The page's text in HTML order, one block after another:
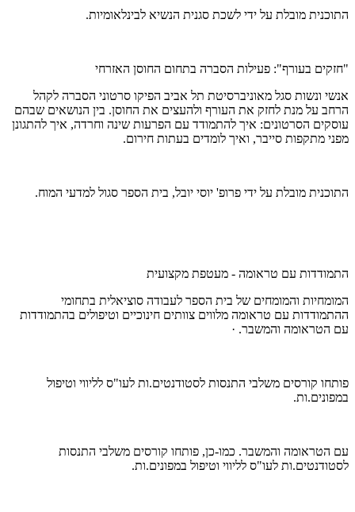
התוכנית מובלת על ידי לשכת סגנית הנשיא לבינלאומיות.
"חזקים בעורף": פעילות הסברה בתחום החוסן האזרחי
אנשי ונשות סגל מאוניברסיטת תל אביב הפיקו סרטוני הסברה לקהל
הרחב על מנת לחזק את העורף ולהעצים את החוסן. בין הנושאים שבהם
עוסקים הסרטונים: איך להתמודד עם הפרעות שינה וחרדה, איך להתגונן
מפני מתקפות סייבר, ואיך לומדים בעתות חירום.
התוכנית מובלת על ידי פרופ' יוסי יובל, בית הספר סגול למדעי המוח.
התמודדות עם טראומה - מעטפת מקצועית
המומחיות והמומחים של בית הספר לעבודה סוציאלית בתחומי
ההתמודדות עם טראומה מלווים צוותים חינוכיים וטיפולים בהתמודדות
עם הטראומה והמשבר. ·
פותחו קורסים משלבי התנסות לסטודנטים.ות לעו"ס לליווי וטיפול
במפונים.ות.
עם הטראומה והמשבר. כמו-כן, פותחו קורסים משלבי התנסות
לסטודנטים.ות לעו"ס לליווי וטיפול במפונים.ות.